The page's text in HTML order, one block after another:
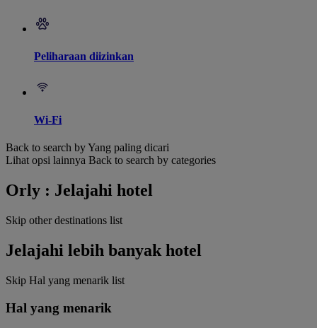
Peliharaan diizinkan
Wi-Fi
Back to search by Yang paling dicari
Lihat opsi lainnya Back to search by categories
Orly : Jelajahi hotel
Skip other destinations list
Jelajahi lebih banyak hotel
Skip Hal yang menarik list
Hal yang menarik